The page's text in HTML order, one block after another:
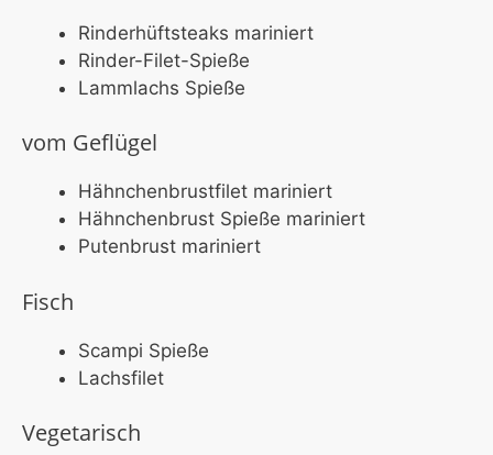
Rinderhüftsteaks mariniert
Rinder-Filet-Spieße
Lammlachs Spieße
vom Geflügel
Hähnchenbrustfilet mariniert
Hähnchenbrust Spieße mariniert
Putenbrust mariniert
Fisch
Scampi Spieße
Lachsfilet
Vegetarisch